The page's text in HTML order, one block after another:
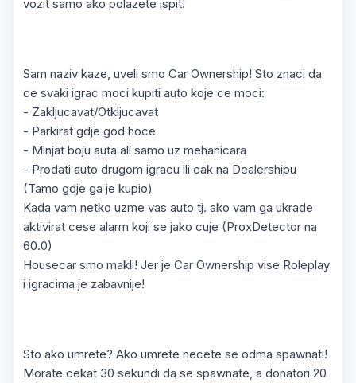
vozit samo ako polazete ispit!
Sam naziv kaze, uveli smo Car Ownership! Sto znaci da
ce svaki igrac moci kupiti auto koje ce moci:
- Zakljucavat/Otkljucavat
- Parkirat gdje god hoce
- Minjat boju auta ali samo uz mehanicara
- Prodati auto drugom igracu ili cak na Dealershipu
(Tamo gdje ga je kupio)
Kada vam netko uzme vas auto tj. ako vam ga ukrade
aktivirat cese alarm koji se jako cuje (ProxDetector na
60.0)
Housecar smo makli! Jer je Car Ownership vise Roleplay
i igracima je zabavnije!
Sto ako umrete? Ako umrete necete se odma spawnati!
Morate cekat 30 sekundi da se spawnate, a donatori 20